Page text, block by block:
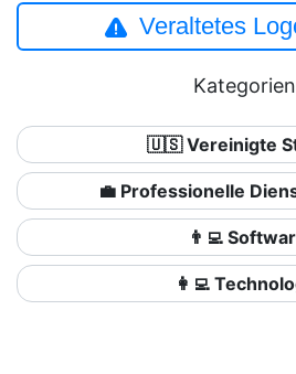
Veraltetes
🇺🇸 Vereinigte
💼 Professionelle
👨‍💻
👩‍💻